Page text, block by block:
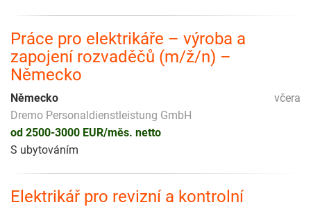
Práce pro elektrikáře – výroba a
zapojení rozvaděčů (m/ž/n) –
Německo
včera
Německo
Dremo Personaldienstleistung GmbH
od 2500-3000 EUR/měs. netto
S ubytováním
Elektrikář pro revizní a kontrolní